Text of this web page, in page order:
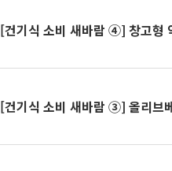
[건기식 소비 새바람 ④] 창고형
[건기식 소비 새바람 ③] 올리브